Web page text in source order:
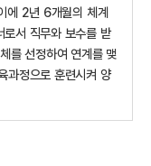
에 2년 6개월의 체계
로서 직무와 보수를 받
를 선정하여 연계를 맺
과정으로 훈련시켜 양